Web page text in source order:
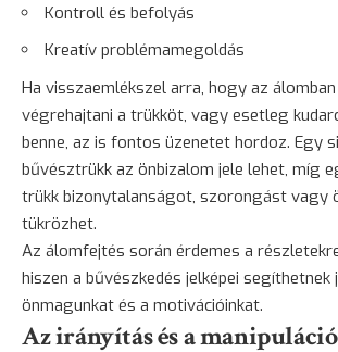
Kontroll és befolyás
Kreatív problémamegoldás
Ha visszaemlékszel arra, hogy az
végrehajtani a trükköt, vagy esetleg
benne, az is fontos üzenetet hordoz. Egy
bűvésztrükk az önbizalom jele lehet, míg
trükk bizonytalanságot, szorongást vagy
tükrözhet.
Az álomfejtés során érdemes a
hiszen a bűvészkedés jelképei segíthetnek
önmagunkat és a motivációinkat.
Az irányítás és a manipuláció